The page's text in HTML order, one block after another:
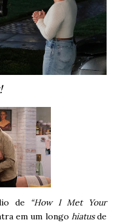
de
“How I Met Your
em um longo hiatusde